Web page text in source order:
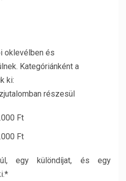
oklevélben és
Kategóriánként a
ki:
részesül
Ft
Ft
egy különdíjat, és egy